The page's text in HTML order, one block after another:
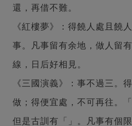
還，再借不難。
《紅樓夢》：得饒人處且饒
事。凡事留有余地，做人留
線，日后好相見。
《三國演義》：事不過三。
做；得便宜處，不可再往。
但是古訓有「」。凡事有個限